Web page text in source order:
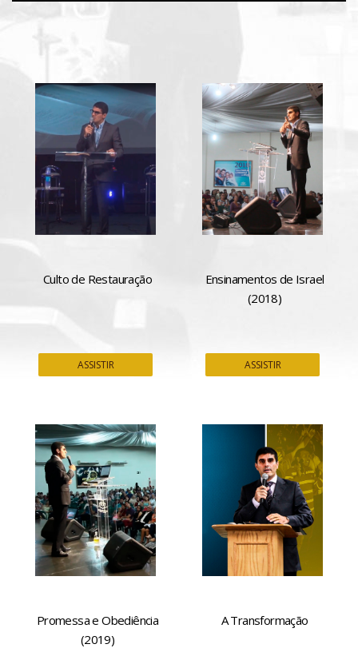
Culto de Restauração
ASSISTIR
Ensinamentos de Israel
(2018)
ASSISTIR
Promessa e Obediência
(2019)
A Transformação